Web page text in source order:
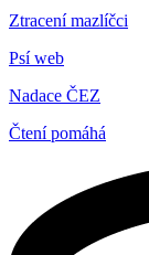
Ztracení mazlíčci
Psí web
Nadace ČEZ
Čtení pomáhá